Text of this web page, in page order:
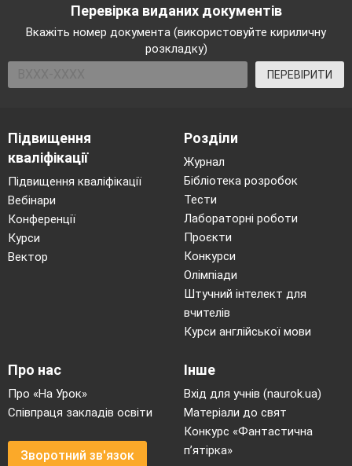
Перевірка виданих документів
Вкажіть номер документа (використовуйте кириличну
розкладку)
ПЕРЕВІРИТИ
Підвищення
кваліфікації
Підвищення кваліфікації
Вебінари
Конференції
Курси
Вектор
Розділи
Журнал
Бібліотека розробок
Тести
Лабораторні роботи
Проєкти
Конкурси
Олімпіади
Штучний інтелект для
вчителів
Курси англійської мови
Про нас
Про «На Урок»
Співпраця закладів освіти
Зворотний зв'язок
Інше
Вхід для учнів (naurok.ua)
Матеріали до свят
Конкурс «Фантастична
п’ятірка»